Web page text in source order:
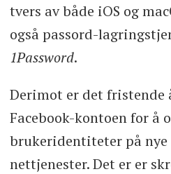
tvers av både iOS og
også passord-
1Password.
Derimot er det fristende
Facebook-kontoen for å
brukeridentiteter på nye
nettjenester. Det er er